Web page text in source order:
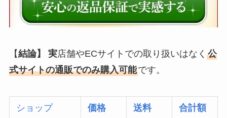
【結論】 実店舗やECサイトでの取り扱いはなく 公
式サイトの通販でのみ購入可能です。
ショップ 価格 送料 合計額